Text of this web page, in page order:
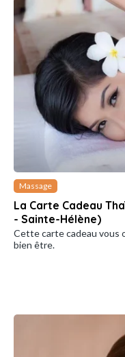
Massage
La Carte Cadeau
- Sainte-Hélène)
Cette carte cadeau vous
bien être.